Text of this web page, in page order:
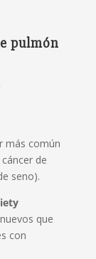
pulmón
más común
de
seno).
que
con